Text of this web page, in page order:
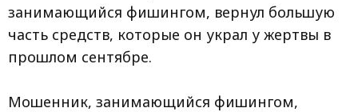
занимающийся фишингом, вернул большую
часть средств, которые он украл у жертвы в
прошлом сентябре.
Мошенник, занимающийся фишингом,